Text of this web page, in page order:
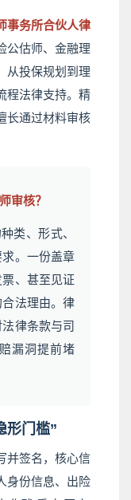
事务所合伙人律
公估师、金融理
从投保规划到理
程法律支持。精
长通过材料审核
审核？
类、形式、
。一份盖章
、甚至见证
法理由。律
律条款与司
漏洞提前堵
形门槛”
并签名，核心信
身份信息、出险